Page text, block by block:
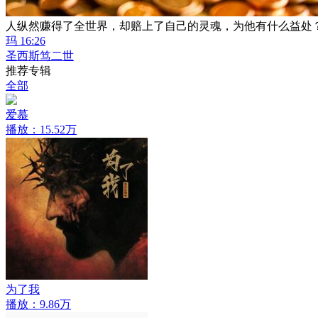
人纵然赚得了全世界，却赔上了自己的灵魂，为他有什么益处
玛 16:26
圣西斯笃二世
推荐专辑
全部
爱慕
播放：15.52万
为了我
播放：9.86万